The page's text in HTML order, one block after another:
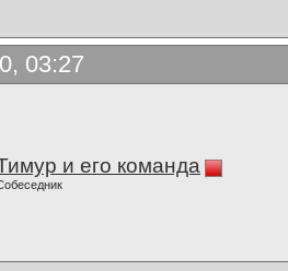
03:27
и его команда